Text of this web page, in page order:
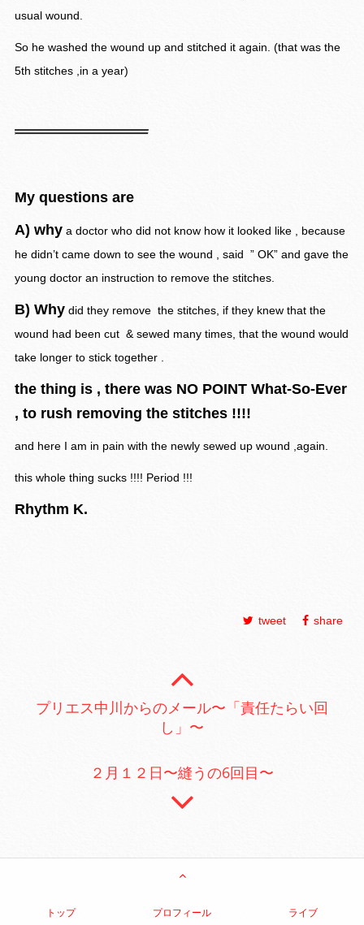
usual wound.
So he washed the wound up and stitched it again. (that was the
5th stitches ,in a year)
My questions are
A) why a doctor who did not know how it looked like , because
he didn’t came down to see the wound , said ” OK” and gave the
young doctor an instruction to remove the stitches.
B) Why did they remove the stitches, if they knew that the
wound had been cut & sewed many times, that the wound would
take longer to stick together .
the thing is , there was NO POINT What-So-Ever
, to rush removing the stitches !!!!
and here I am in pain with the newly sewed up wound ,again.
this whole thing sucks !!!! Period !!!
Rhythm K.
tweet share
プリエス中川からのメール〜「責任たらい回
し」〜
２月１２日〜縫うの6回目〜
トップ プロフィール ライブ